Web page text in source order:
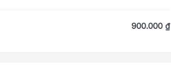
900.000 ₫